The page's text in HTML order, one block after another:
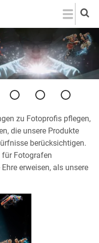
zu Fotoprofis pflegen,
die unsere Produkte
berücksichtigen.
für Fotografen
erweisen, als unsere